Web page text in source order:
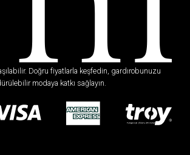
Doğru fiyatlarla keşfedin, gardırobunuzu
modaya katkı sağlayın.